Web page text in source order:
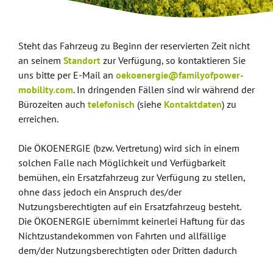
Steht das Fahrzeug zu Beginn der reservierten Zeit nicht
an seinem Standort zur Verfügung, so kontaktieren Sie
uns bitte per E-Mail an oekoenergie@familyofpower-
mobility.com. In dringenden Fällen sind wir während der
Bürozeiten auch telefonisch (siehe Kontaktdaten) zu
erreichen.
Die ÖKOENERGIE (bzw. Vertretung) wird sich in einem
solchen Falle nach Möglichkeit und Verfügbarkeit
bemühen, ein Ersatzfahrzeug zur Verfügung zu stellen,
ohne dass jedoch ein Anspruch des/der
Nutzungsberechtigten auf ein Ersatzfahrzeug besteht.
Die ÖKOENERGIE übernimmt keinerlei Haftung für das
Nichtzustandekommen von Fahrten und allfällige
dem/der Nutzungsberechtigten oder Dritten dadurch